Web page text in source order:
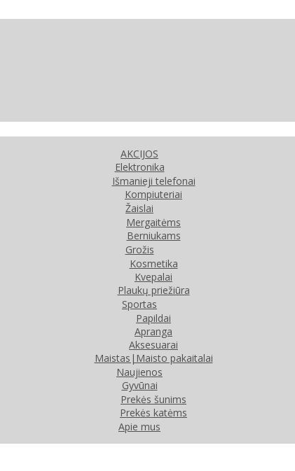
AKCIJOS
Elektronika
Išmanieji telefonai
Kompiuteriai
Žaislai
Mergaitėms
Berniukams
Grožis
Kosmetika
Kvepalai
Plaukų priežiūra
Sportas
Papildai
Apranga
Aksesuarai
Maistas|Maisto pakaitalai
Naujienos
Gyvūnai
Prekės šunims
Prekės katėms
Apie mus